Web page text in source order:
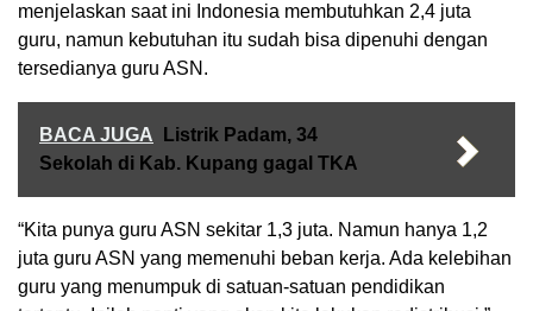
menjelaskan saat ini Indonesia membutuhkan 2,4 juta
guru, namun kebutuhan itu sudah bisa dipenuhi dengan
tersedianya guru ASN.
BACA JUGA
Listrik Padam, 34
Sekolah di Kab. Kupang gagal TKA
“Kita punya guru ASN sekitar 1,3 juta. Namun hanya 1,2
juta guru ASN yang memenuhi beban kerja. Ada kelebihan
guru yang menumpuk di satuan-satuan pendidikan